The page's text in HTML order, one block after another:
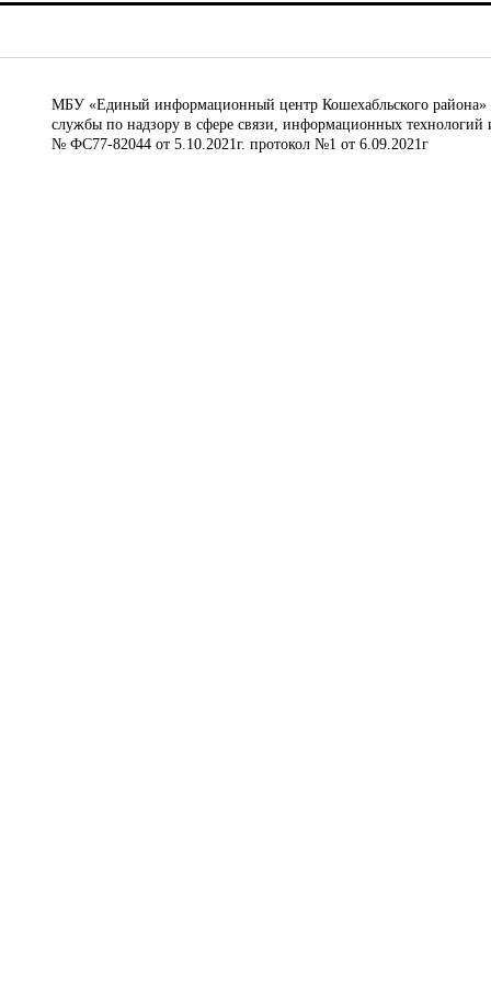
МБУ «Единый информационный центр Кошехабльского района»
службы по надзору в сфере связи, информационных
№ ФС77-82044 от 5.10.2021г. протокол №1 от 6.09.2021г